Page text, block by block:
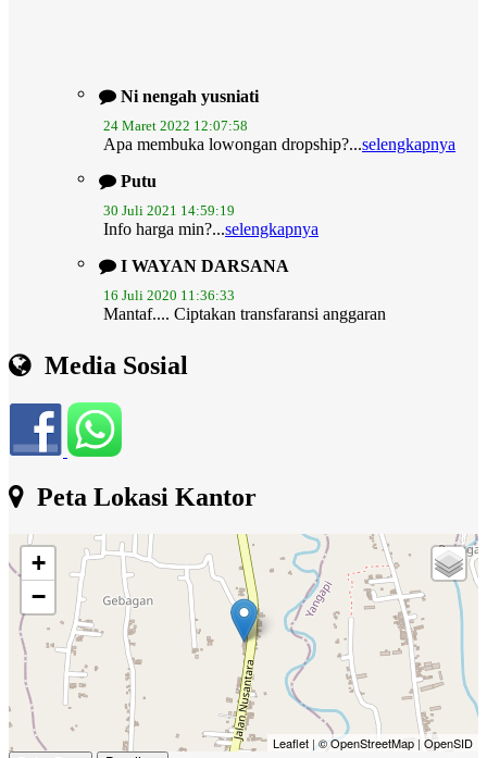
24 Maret 2022 12:07:58
Putu
30 Juli 2021 14:59:19
I WAYAN DARSANA
16 Juli 2020 11:36:33
melalui...selengkapnya
14 November 2019 07:56:44
juga...
Media Sosial
Peta Lokasi Kantor
+
−
Leaflet | © OpenStreetMap | OpenSID